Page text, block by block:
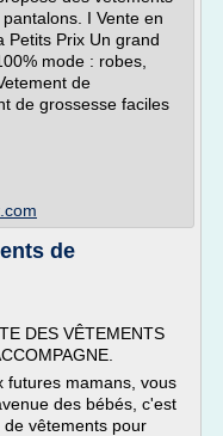
I Vente en
Petits Prix Un grand
mode : robes,
de
de grossesse faciles
de
DES VÊTEMENTS
futures mamans, vous
des bébés, c'est
vêtements pour